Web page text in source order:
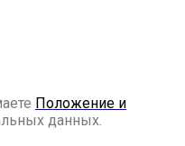
Положение и
данных.